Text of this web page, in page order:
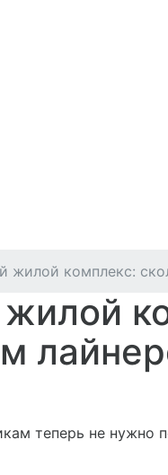
жилой комплекс:
теперь не нужно